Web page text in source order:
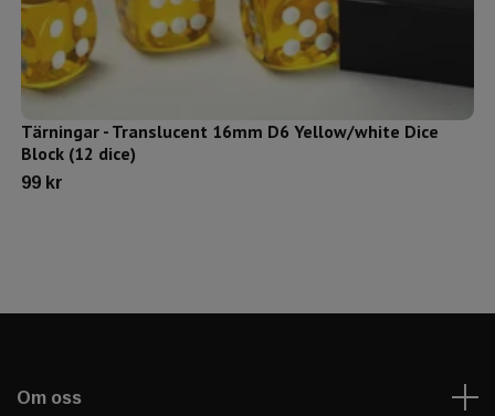
Tärningar - Translucent 16mm D6 Yellow/white Dice
Block (12 dice)
99 kr
Om oss